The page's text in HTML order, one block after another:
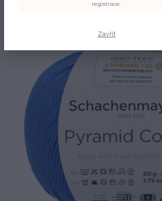
registrace.
Zavřít